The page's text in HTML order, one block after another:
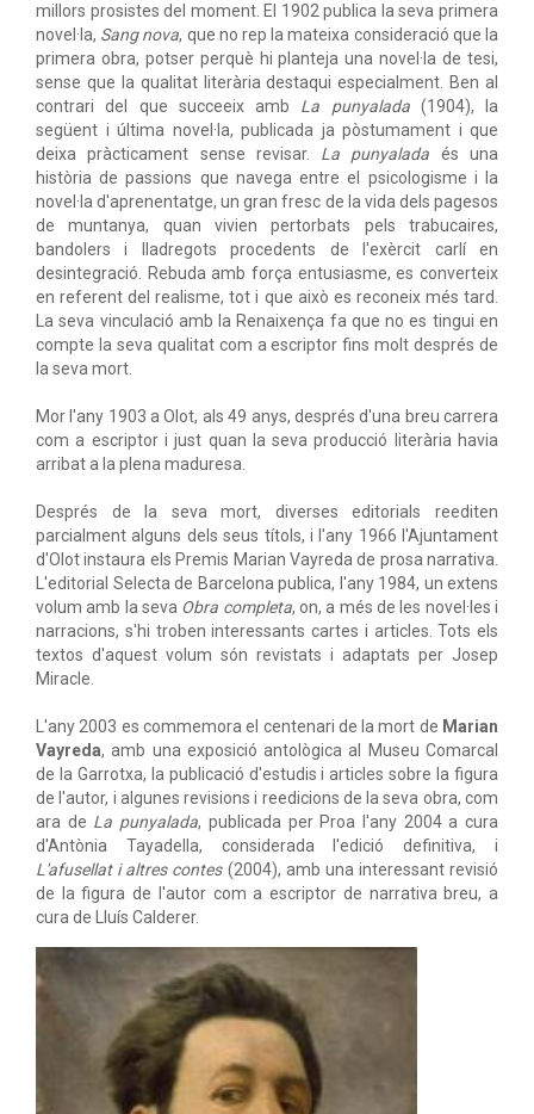
millors prosistes del moment. El 1902 publica la seva primera
novel·la, Sang nova, que no rep la mateixa consideració que la
primera obra, potser perquè hi planteja una novel·la de tesi,
sense que la qualitat literària destaqui especialment. Ben al
contrari del que succeeix amb La punyalada(1904), la
següent i última novel·la, publicada ja pòstumament i que
deixa pràcticament sense revisar. La punyalada és una
història de passions que navega entre el psicologisme i la
novel·la d'aprenentatge, un gran fresc de la vida dels pagesos
de muntanya, quan vivien pertorbats pels trabucaires,
bandolers i lladregots procedents de l'exèrcit carlí en
desintegració. Rebuda amb força entusiasme, es converteix
en referent del realisme, tot i que això es reconeix més tard.
La seva vinculació amb la Renaixença fa que no es tingui en
compte la seva qualitat com a escriptor fins molt després de
la seva mort.
Mor l'any 1903 a Olot, als 49 anys, després d'una breu carrera
com a escriptor i just quan la seva producció literària havia
arribat a la plena maduresa.
Després de la seva mort, diverses editorials reediten
parcialment alguns dels seus títols, i l'any 1966 l'Ajuntament
d'Olot instaura els Premis Marian Vayreda de prosa narrativa.
L'editorial Selecta de Barcelona publica, l'any 1984, un extens
volum amb la seva Obra completa, on, a més de les novel·les i
narracions, s'hi troben interessants cartes i articles. Tots els
textos d'aquest volum són revistats i adaptats per Josep
Miracle.
L'any 2003 es commemora el centenari de la mort de Marian
Vayreda, amb una exposició antològica al Museu Comarcal
de la Garrotxa, la publicació d'estudis i articles sobre la figura
de l'autor, i algunes revisions i reedicions de la seva obra, com
ara de La punyalada, publicada per Proa l'any 2004 a cura
d'Antònia Tayadella, considerada l'edició definitiva, i
L'afusellat i altres contes(2004), amb una interessant revisió
de la figura de l'autor com a escriptor de narrativa breu, a
cura de Lluís Calderer.